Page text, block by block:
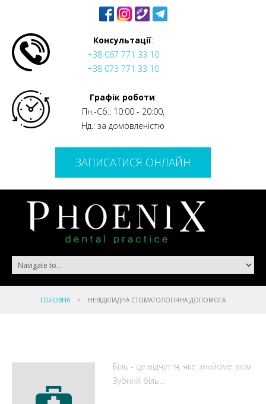
Консультації:
+38 067 771 33 10
+38 073 771 33 10
Графік роботи:
Пн.-Сб.: 10:00 - 20:00,
Нд.: за домовленістю
ЗАПИСАТИСЯ ОНЛАЙН
ГОЛОВНА НЕВІДКЛАДНА СТОМАТОЛОГІЧНА ДОПОМОГА
Біль - це відчуття, яке знайоме всім.
Зубний біль...